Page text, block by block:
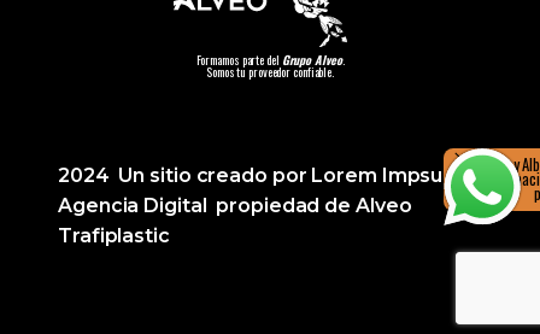
Hola, soy
más
Formamos parte del Grupo Alveo.
Somos tu proveedor confiable.
2024 Un sitio creado por Lorem Impsumx
Agencia Digital propiedad de Alveo
Trafiplastic